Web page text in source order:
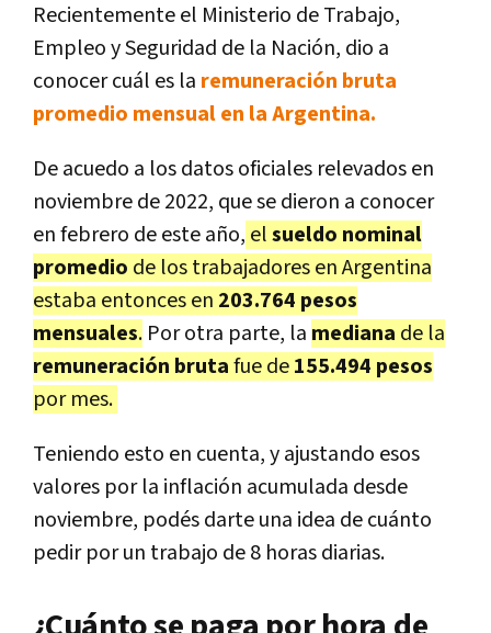
Recientemente el Ministerio de Trabajo,
Empleo y Seguridad de la Nación, dio a
conocer cuál es la remuneración bruta
promedio mensual en la Argentina.
De acuedo a los datos oficiales relevados en
noviembre de 2022, que se dieron a conocer
en febrero de este año, elsueldo nominal
promedio de los trabajadores en Argentina
estaba entonces en 203.764 pesos
mensuales. Por otra parte, la mediana de la
remuneración brutafue de155.494 pesos
por mes.
Teniendo esto en cuenta, y ajustando esos
valores por la inflación acumulada desde
noviembre, podés darte una idea de cuánto
pedir por un trabajo de 8 horas diarias.